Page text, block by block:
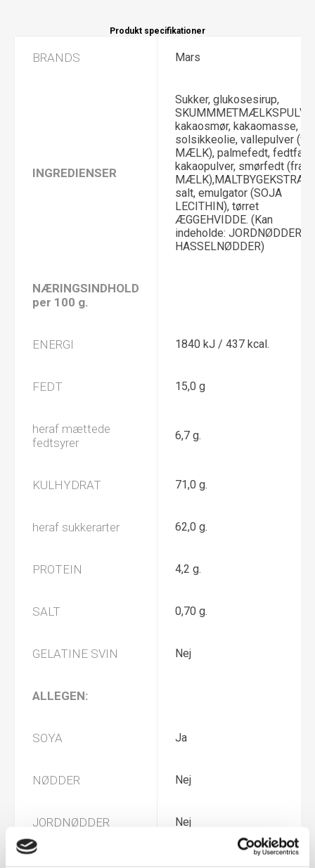
Produkt specifikationer
BRANDS Mars
INGREDIENSER
Sukker, glukosesirup,
kakaosmør, kakaomasse,
solsikkeolie, vallepulver (fra
MÆLK), palmefedt,
kakaopulver, smørfedt (fra
salt, emulgator (SOJA
LECITHIN), tørret
ÆGGEHVIDDE. (Kan
indeholde: JORDNØDDER,
HASSELNØDDER)
NÆRINGSINDHOLD
per 100 g.
ENERGI 1840 kJ / 437 kcal.
FEDT 15,0 g
heraf mættede
fedtsyrer
6,7 g.
KULHYDRAT 71,0 g.
heraf sukkerarter 62,0 g.
PROTEIN 4,2 g.
SALT 0,70 g.
GELATINE SVIN Nej
ALLEGEN:
SOYA Ja
NØDDER Nej
JORDNØDDER Nej